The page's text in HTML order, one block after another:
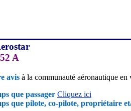
A
avis à la communauté aéronautique en
que passager Cliquez ici
que pilote, co-pilote, propriétaire